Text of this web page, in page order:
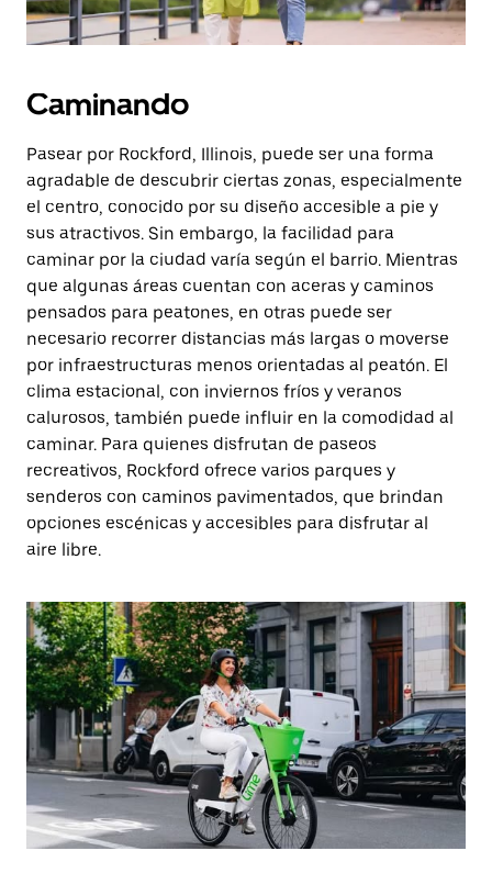
Caminando
Pasear por Rockford, Illinois, puede ser una forma
agradable de descubrir ciertas zonas, especialmente
el centro, conocido por su diseño accesible a pie y
sus atractivos. Sin embargo, la facilidad para
caminar por la ciudad varía según el barrio. Mientras
que algunas áreas cuentan con aceras y caminos
pensados para peatones, en otras puede ser
necesario recorrer distancias más largas o moverse
por infraestructuras menos orientadas al peatón. El
clima estacional, con inviernos fríos y veranos
calurosos, también puede influir en la comodidad al
caminar. Para quienes disfrutan de paseos
recreativos, Rockford ofrece varios parques y
senderos con caminos pavimentados, que brindan
opciones escénicas y accesibles para disfrutar al
aire libre.